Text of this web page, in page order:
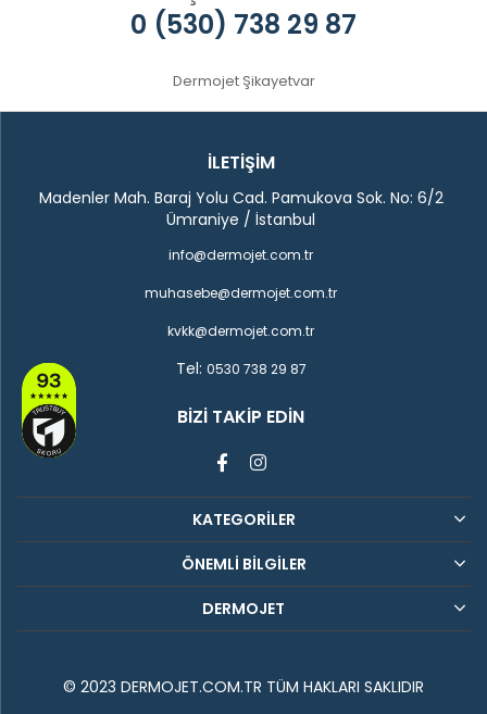
0 (530) 738 29 87
Dermojet Şikayetvar
İLETİŞİM
Madenler Mah. Baraj Yolu Cad. Pamukova Sok. No: 6/2
Ümraniye / İstanbul
info@dermojet.com.tr
muhasebe@dermojet.com.tr
kvkk@dermojet.com.tr
Tel: 0530 738 29 87
BIZI TAKIP EDIN
KATEGORİLER
ÖNEMLİ BİLGİLER
DERMOJET
© 2023 DERMOJET.COM.TR TÜM HAKLARI SAKLIDIR